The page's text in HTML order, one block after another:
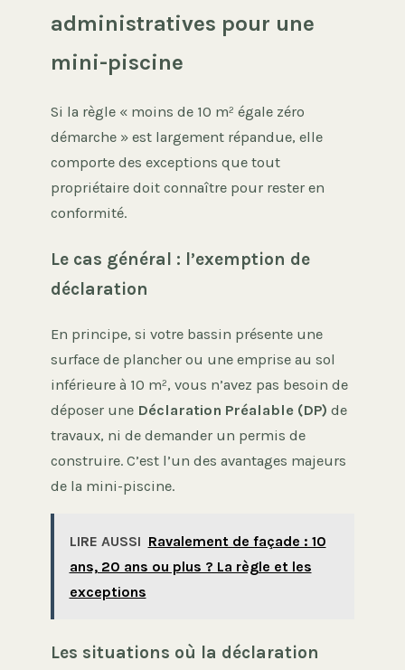
administratives pour une
mini-piscine
Si la règle « moins de 10 m² égale zéro
démarche » est largement répandue, elle
comporte des exceptions que tout
propriétaire doit connaître pour rester en
conformité.
Le cas général : l’exemption de
déclaration
En principe, si votre bassin présente une
surface de plancher ou une emprise au sol
inférieure à 10 m², vous n’avez pas besoin de
déposer une Déclaration Préalable (DP) de
travaux, ni de demander un permis de
construire. C’est l’un des avantages majeurs
de la mini-piscine.
LIRE AUSSI Ravalement de façade : 10
ans, 20 ans ou plus ? La règle et les
exceptions
Les situations où la déclaration